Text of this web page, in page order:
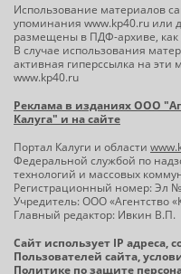
Использование материалов
упоминания www.kp40.ru или
размещены в ПДФ-архиве,
В случае использования
активная гиперссылка на
www.kp40.ru
Реклама в изданиях ООО
Калуга" и на сайте
Портал Калуги и области
Федеральной службой по
технологий и массовых
Регистрационный номер: Эл
Учредитель: ООО «Агентство
Главный редактор: Ивкин В.П.
Сайт использует IP адреса,
Пользователей сайта,
Политике по защите